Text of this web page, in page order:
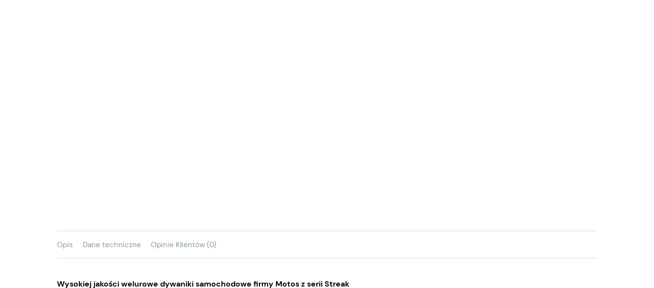
Opis Dane techniczne Opinie Klientów (0)
Wysokiej jakości welurowe dywaniki samochodowe firmy Motos z serii Streak